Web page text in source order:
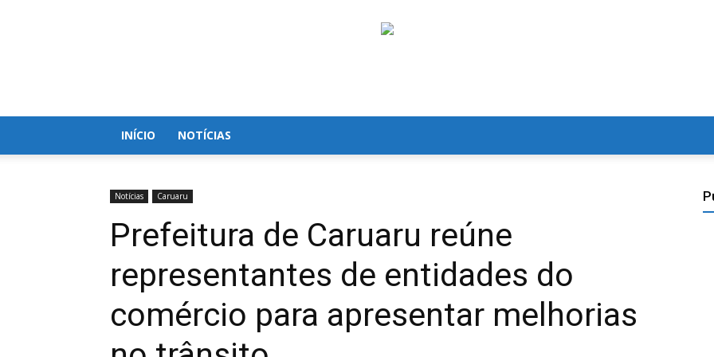
INÍCIO NOTÍCIAS
Notícias Caruaru
Prefeitura de Caruaru reúne
representantes de entidades do
comércio para apresentar melhorias